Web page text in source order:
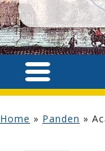
Home » Panden »